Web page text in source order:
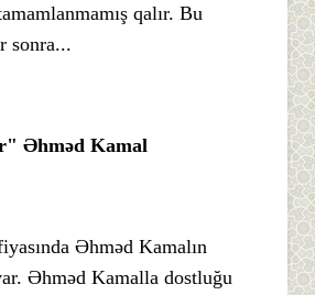
qalır. Bu
sonra...
Əhməd Kamal
Əhməd Kamalın
Əhməd Kamalla dostluğu